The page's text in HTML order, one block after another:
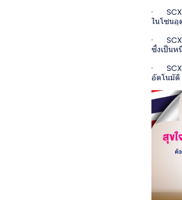
· SCX
ในโซนอุ
· SCX
ซึ่งเป็นห
· SCX
อัตโนมัติ